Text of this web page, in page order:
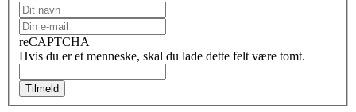
reCAPTCHA
Hvis du er et menneske, skal du lade dette felt være tomt.
Tilmeld